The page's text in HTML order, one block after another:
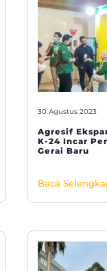
30 Agustus 2023
Agresif
K-24 Incar
Gerai Baru
Baca